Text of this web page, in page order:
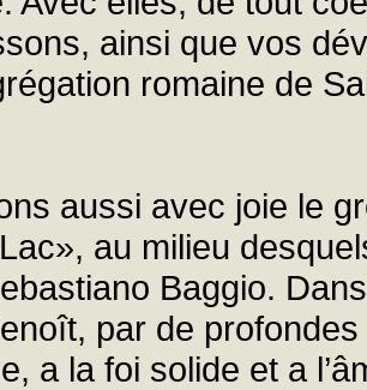
ainsi que vos
romaine de
aussi avec joie le
au milieu
Baggio.
par de
a la foi solide et a